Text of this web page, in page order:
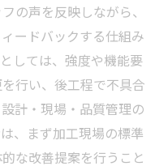
の声を反映しながら、
ードバックする仕組み
しては、強度や機能要
行い、後工程で不具合
計・現場・品質管理の
、まず加工現場の標準
な改善提案を行うこと